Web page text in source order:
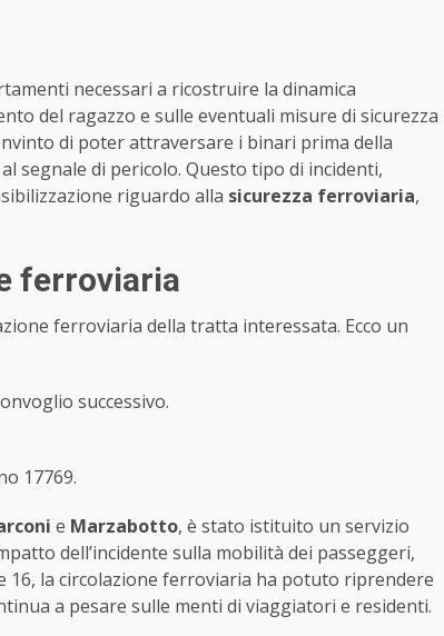
necessari a ricostruire la dinamica
del ragazzo e sulle eventuali misure di sicurezza
di poter attraversare i binari prima della
segnale di pericolo. Questo tipo di incidenti,
riguardo alla sicurezza ferroviaria,
ferroviaria
ferroviaria della tratta interessata. Ecco un
successivo.
17769.
e Marzabotto, è stato istituito un servizio
dell’incidente sulla mobilità dei passeggeri,
16, la circolazione ferroviaria ha potuto riprendere
a pesare sulle menti di viaggiatori e residenti.